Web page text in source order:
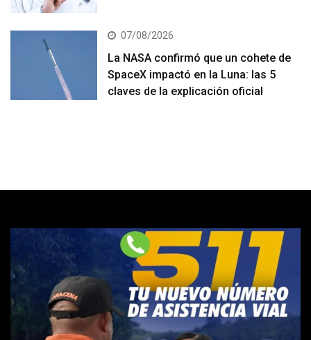
07/08/2026
La NASA confirmó que un cohete de
SpaceX impactó en la Luna: las 5
claves de la explicación oficial